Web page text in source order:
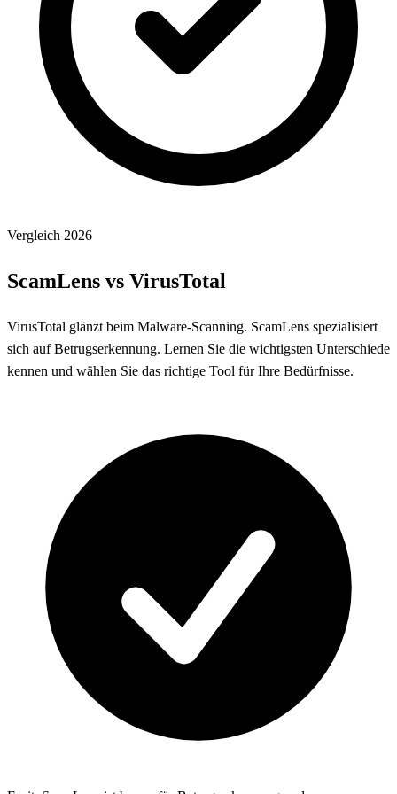
Vergleich 2026
ScamLens vs VirusTotal
VirusTotal glänzt beim Malware-Scanning. ScamLens spezialisiert
sich auf Betrugserkennung. Lernen Sie die wichtigsten Unterschiede
kennen und wählen Sie das richtige Tool für Ihre Bedürfnisse.